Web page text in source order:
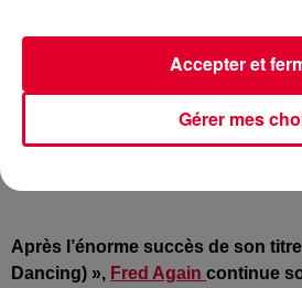
Après l’énorme succès de son
Dancing) », Fred Again continue
Gérer mes
Accepter et